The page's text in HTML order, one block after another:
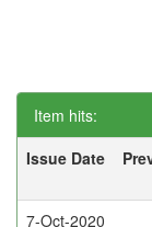
Item hits:
Issue Date
7-Oct-2020